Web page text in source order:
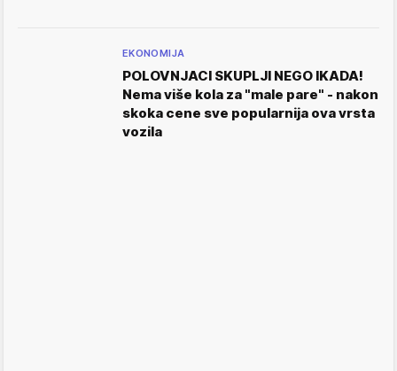
EKONOMIJA
POLOVNJACI SKUPLJI NEGO IKADA!
Nema više kola za "male pare" - nakon
skoka cene sve popularnija ova vrsta
vozila